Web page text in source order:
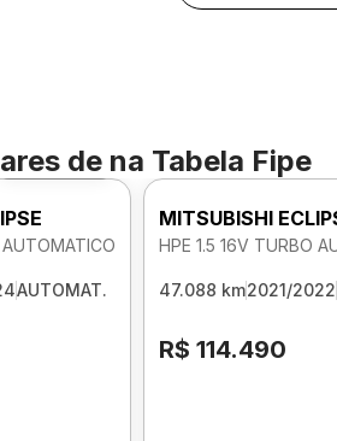
de na Tabela Fipe
Foto 360º
AUTOMAT.
MITSUBISHI
HPE 1.5 16V TURBO
47.088 km2021/2022
R$ 114.490